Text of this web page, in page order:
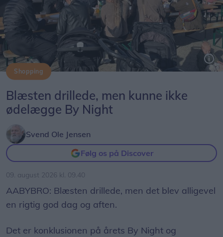
Shopping
Blæsten drillede, men kunne ikke
ødelægge By Night
Svend Ole Jensen
Følg os på Discover
09. august 2026 kl. 09.40
AABYBRO: Blæsten drillede, men det blev alligevel
en rigtig god dag og aften.
Det er konklusionen på årets By Night og